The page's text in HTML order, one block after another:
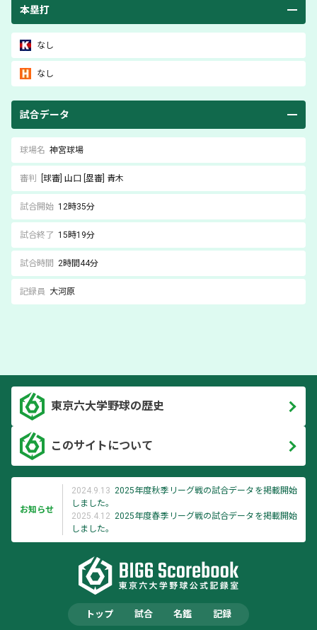
本塁打
なし
なし
試合データ
球場名 神宮球場
審判 [球審] 山口 [塁審] 青木
試合開始 12時35分
試合終了 15時19分
試合時間 2時間44分
記録員 大河原
東京六大学野球の歴史
このサイトについて
お知らせ
2024.9.13 2025年度秋季リーグ戦の試合データを掲載開始
しました。
2025.4.12 2025年度春季リーグ戦の試合データを掲載開始
しました。
トップ 試合 名鑑 記録